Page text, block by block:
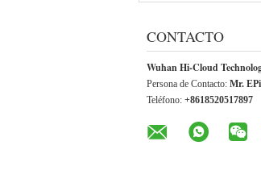
CONTACTO
Wuhan Hi-Cloud
Persona de Contacto: Mr.
Teléfono: +8618520517897